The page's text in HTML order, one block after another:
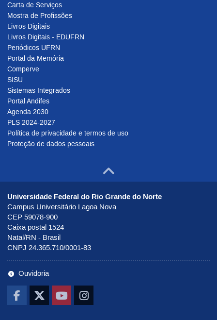
Carta de Serviços
Mostra de Profissões
Livros Digitais
Livros Digitais - EDUFRN
Periódicos UFRN
Portal da Memória
Comperve
SISU
Sistemas Integrados
Portal Andifes
Agenda 2030
PLS 2024-2027
Política de privacidade e termos de uso
Proteção de dados pessoais
Ir para o
Universidade Federal do Rio Grande do Norte
Campus Universitário Lagoa Nova
CEP 59078-900
Caixa postal 1524
Natal/RN - Brasil
CNPJ 24.365.710/0001-83
Ouvidoria